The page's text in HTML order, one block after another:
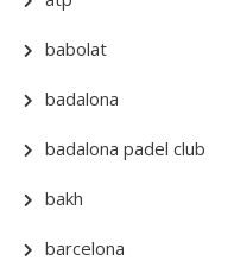
babolat
badalona
badalona padel club
bakh
barcelona